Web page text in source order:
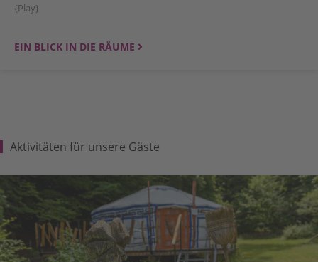
{Play}
EIN BLICK IN DIE RÄUME
Aktivitäten für unsere Gäste